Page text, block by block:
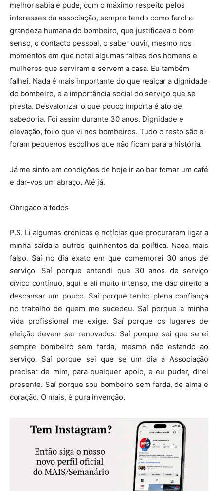
melhor sabia e pude, com o máximo respeito pelos
interesses da associação, sempre tendo como farol a
grandeza humana do bombeiro, que justificava o bom
senso, o contacto pessoal, o saber ouvir, mesmo nos
momentos em que notei algumas falhas dos homens e
mulheres que serviram e servem a casa. Eu também
falhei. Nada é mais importante do que realçar a dignidade
do bombeiro, e a importância social do serviço que se
presta. Desvalorizar o que pouco importa é ato de
sabedoria. Foi assim durante 30 anos. Dignidade e
elevação, foi o que vi nos bombeiros. Tudo o resto são e
foram pequenos escolhos que não ficam para a história.
Já me sinto em condições de hoje ir ao bar tomar um café
e dar-vos um abraço. Até já.
Obrigado a todos
P.S. Li algumas crónicas e notícias que procuraram ligar a
minha saída a outros quinhentos da política. Nada mais
falso. Saí no dia exato em que comemorei 30 anos de
serviço. Saí porque entendi que 30 anos de serviço
cívico contínuo, aqui e ali muito intenso, me dão direito a
descansar um pouco. Saí porque tenho plena confiança
no trabalho de quem me sucedeu. Saí porque a minha
vida profissional me exige. Saí porque os lugares de
eleição devem ser renovados. Saí porque sei que serei
sempre bombeiro sem farda, mesmo não estando ao
serviço. Saí porque sei que se um dia a Associação
precisar de mim, para qualquer apoio, e eu puder, direi
presente. Saí porque sou bombeiro sem farda, de alma e
coração. O mais, é pura invenção.